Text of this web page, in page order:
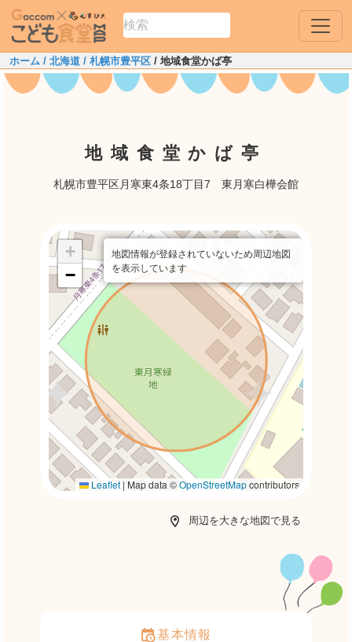
ホーム / 北海道 / 札幌市豊平区 / 地域食堂かば亭
地域食堂かば亭
札幌市豊平区月寒東4条18丁目7 東月寒白樺会館
+
−
Leaflet | Map data ©OpenStreetMapcontributors
地図情報が登録されていないため周辺地図
を表示しています
周辺を大きな地図で見る
基本情報